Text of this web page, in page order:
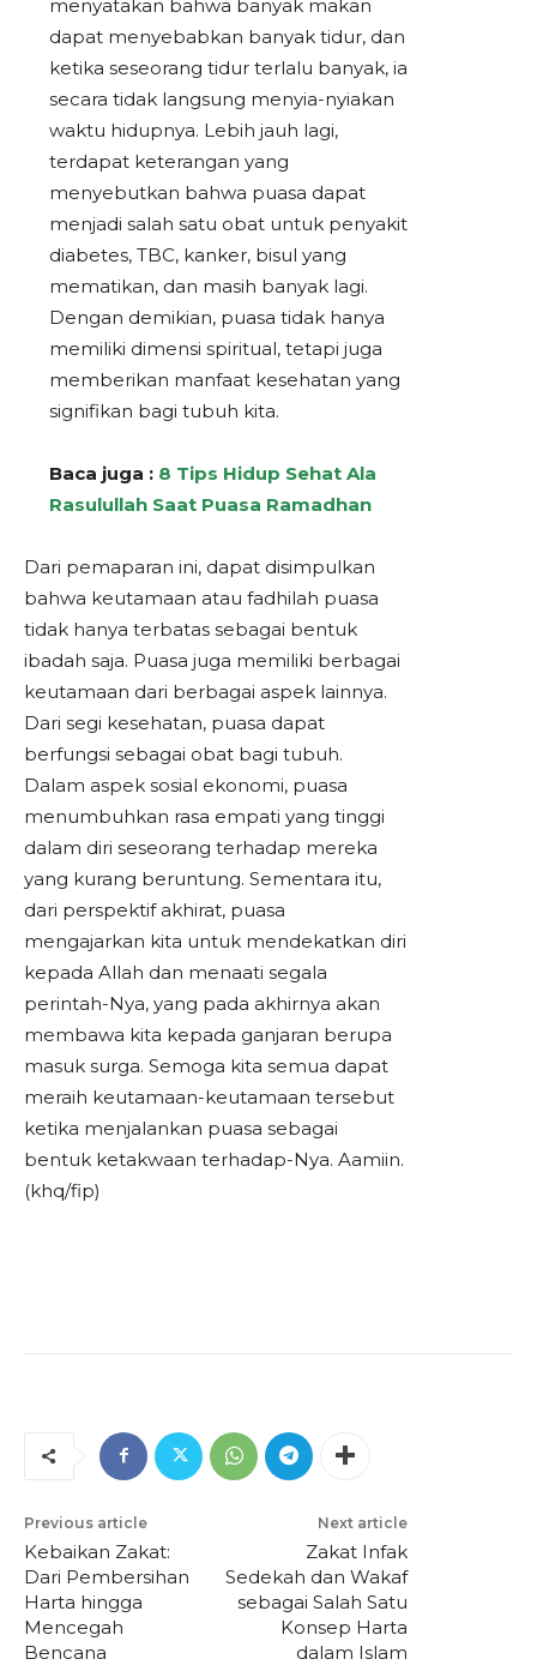
menyatakan bahwa banyak makan
dapat menyebabkan banyak tidur, dan
ketika seseorang tidur terlalu banyak, ia
secara tidak langsung menyia-nyiakan
waktu hidupnya. Lebih jauh lagi,
terdapat keterangan yang
menyebutkan bahwa puasa dapat
menjadi salah satu obat untuk penyakit
diabetes, TBC, kanker, bisul yang
mematikan, dan masih banyak lagi.
Dengan demikian, puasa tidak hanya
memiliki dimensi spiritual, tetapi juga
memberikan manfaat kesehatan yang
signifikan bagi tubuh kita.
Baca juga : 8 Tips Hidup Sehat Ala
Rasulullah Saat Puasa Ramadhan
Dari pemaparan ini, dapat disimpulkan
bahwa keutamaan atau fadhilah puasa
tidak hanya terbatas sebagai bentuk
ibadah saja. Puasa juga memiliki berbagai
keutamaan dari berbagai aspek lainnya.
Dari segi kesehatan, puasa dapat
berfungsi sebagai obat bagi tubuh.
Dalam aspek sosial ekonomi, puasa
menumbuhkan rasa empati yang tinggi
dalam diri seseorang terhadap mereka
yang kurang beruntung. Sementara itu,
dari perspektif akhirat, puasa
mengajarkan kita untuk mendekatkan diri
kepada Allah dan menaati segala
perintah-Nya, yang pada akhirnya akan
membawa kita kepada ganjaran berupa
masuk surga. Semoga kita semua dapat
meraih keutamaan-keutamaan tersebut
ketika menjalankan puasa sebagai
bentuk ketakwaan terhadap-Nya. Aamiin.
(khq/fip)
Previous article
Kebaikan Zakat:
Dari Pembersihan
Harta hingga
Mencegah
Bencana
Next article
Zakat Infak
Sedekah dan Wakaf
sebagai Salah Satu
Konsep Harta
dalam Islam